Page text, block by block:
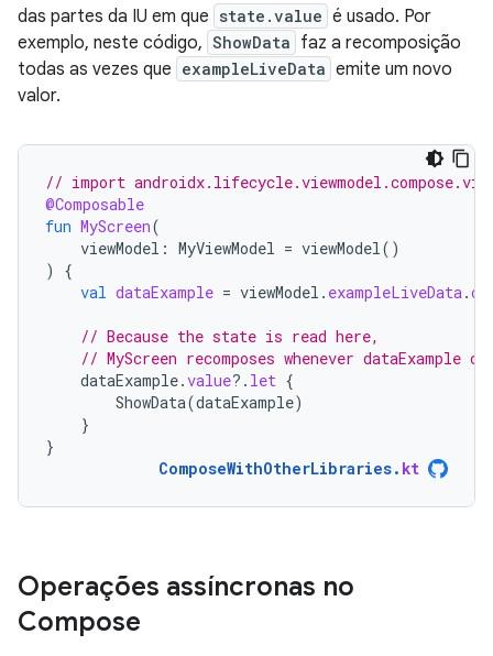
das partes da IU em que state.value é usado. Por
exemplo, neste código, ShowData faz a recomposição
todas as vezes que exampleLiveData emite um novo
valor.
// import
@Composable
fun MyScreen(
viewModel : MyViewModel = viewModel()
)
{
val dataExample = viewModel . exampleLiveData.
// Because the state is read here,
// MyScreen recomposes whenever dataExample
dataExample.value?. let {
ShowData(dataExample)
}
}
ComposeWithOtherLibraries. kt
Operações assíncronas no
Compose